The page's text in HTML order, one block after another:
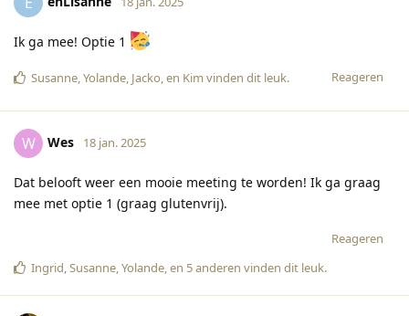
Ik ga mee! Optie 1
Reageren
Susanne,Yolande, Jacko, en Kim vinden dit leuk.
W Wes 18 jan. 2025
Dat belooft weer een mooie meeting te worden! Ik ga graag
mee met optie 1 (graag glutenvrij).
Reageren
Ingrid,Susanne,Yolande, en 5anderen vinden dit leuk.